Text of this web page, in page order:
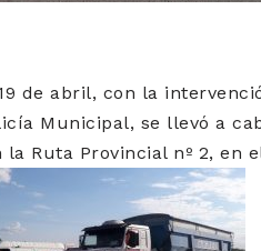
de abril, con la
Municipal, se llevó a
Ruta Provincial nº 2, en